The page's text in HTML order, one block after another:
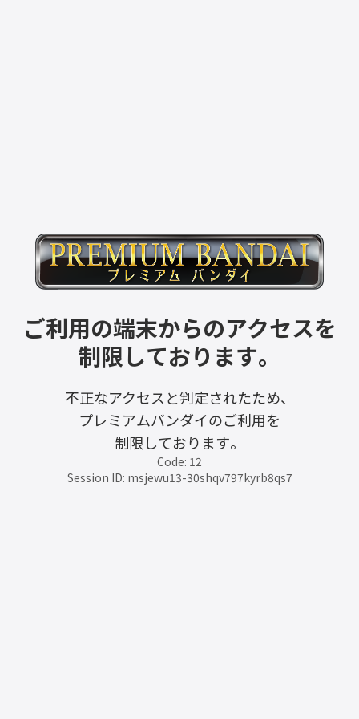
ご利用の端末からのアクセスを
制限しております。
不正なアクセスと判定されたため、
プレミアムバンダイのご利用を
制限しております。
Code: 12
Session ID: msjewu13-30shqv797kyrb8qs7